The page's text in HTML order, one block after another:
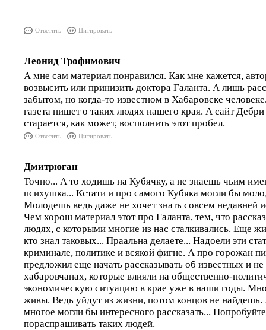
Ответить Цитировать
Леонид Трофимович
А мне сам материал понравился. Как мне кажется,
возвысить или принизить доктора Галанта. А лишь
забытом, но когда-то известном в Хабаровске
газета пишет о таких людях нашего края. А сайт
старается, как может, восполнить этот пробел.
Ответить Цитировать
Дмитрюган
Точно... А то ходишь на Кубячку, а не знаешь чьим
психушка... Кстати и про самого Кубяка могли бы
Молодешь ведь даже не хочет знать совсем недавней
Чем хорош материал этот про Галанта, тем, что
людях, с которыми многие из нас сталкивались. Еще
кто знал таковых... Праальна делаете... Надоели эти
криминале, политике и всякой фигне. А про горожан
предложил еще начать рассказывать об известных и
хабаровчанах, которые влияли на общественно-
экономическую ситуацию в крае уже в наши годы.
живы. Ведь уйдут из жизни, потом концов не
многое могли бы интересного рассказать...
пораспрашивать таких людей.